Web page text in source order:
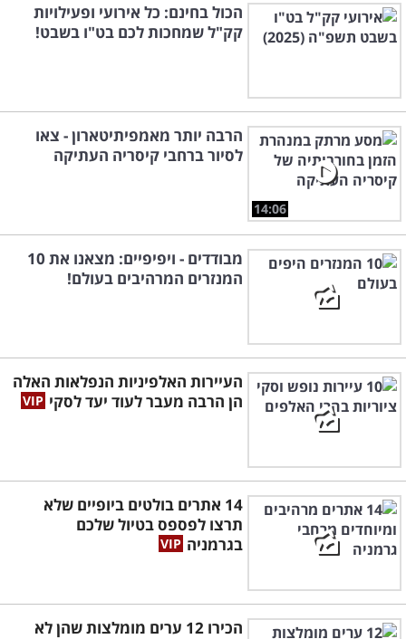
הכול בחינם: כל אירועי ופעילויות
קק"ל שמחכות לכם בט"ו בשבט!
14:06
הרבה יותר מאמפיתיטארון - צאו
לסיור ברחבי קיסריה העתיקה
מבודדים - ויפיפיים: מצאנו את 10
המנזרים המרהיבים בעולם!
העיירות האלפיניות הנפלאות האלה
הן הרבה מעבר לעוד יעד לסקי
14 אתרים בולטים ביופיים שלא
תרצו לפספס בטיול שלכם
בגרמניה
הכירו 12 ערים מומלצות שהן לא